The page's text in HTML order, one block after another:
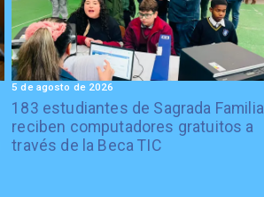
183 estudiantes de Sagrada Familia
reciben computadores gratuitos a
través de la Beca TIC
5 de agosto de 2026